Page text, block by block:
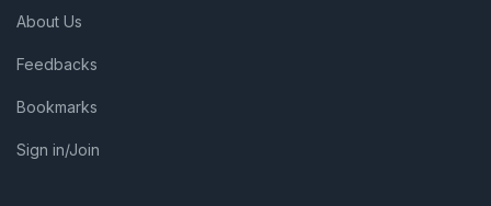
About Us
Feedbacks
Bookmarks
Sign in/Join